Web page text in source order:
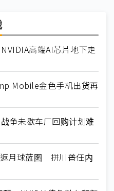
高端AI芯片地下走
Mobile金色手机出货再
争未歇车厂回购计划难
月球蓝图 拼川普任内